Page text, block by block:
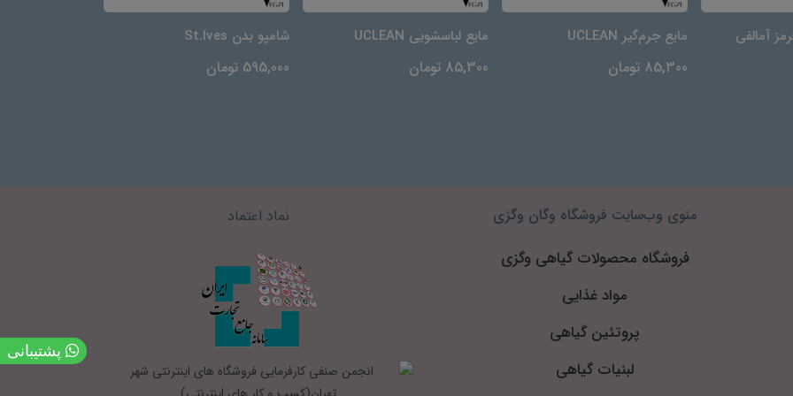
آمالفی مایع جرم‌گیر UCLEAN
85,300 تومان
مایع لباسشویی UCLEAN
85,300 تومان
شامپو بدن St.Ives
595,000 تومان
منوی وب‌سایت فروشگاه وگان وگزی
فروشگاه محصولات گیاهی وگزی
مواد غذایی
پروتئین گیاهی
لبنیات گیاهی
نماد اعتماد
پشتیبانی